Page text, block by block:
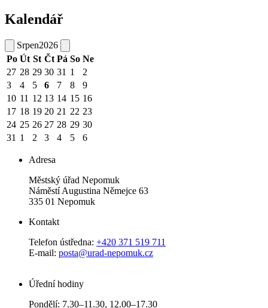
Kalendář
Srpen2026
Po Út St Čt Pá So Ne
27 28 29 30 31 1
2
3
4 5 6 7 8
9
10 11 12 13 14 15 16
17 18 19 20 21 22 23
24 25 26 27 28 29 30
31 1 2 3 4 5 6
Adresa
Městský úřad Nepomuk
Náměstí Augustina Němejce 63
335 01 Nepomuk
Kontakt
Telefon ústředna: +420 371 519 711
E-mail: posta@urad-nepomuk.cz
Úřední hodiny
Pondělí: 7.30–11.30, 12.00–17.30